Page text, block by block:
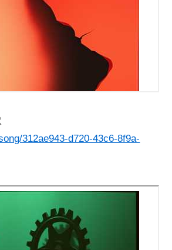
312ae943-d720-43c6-8f9a-